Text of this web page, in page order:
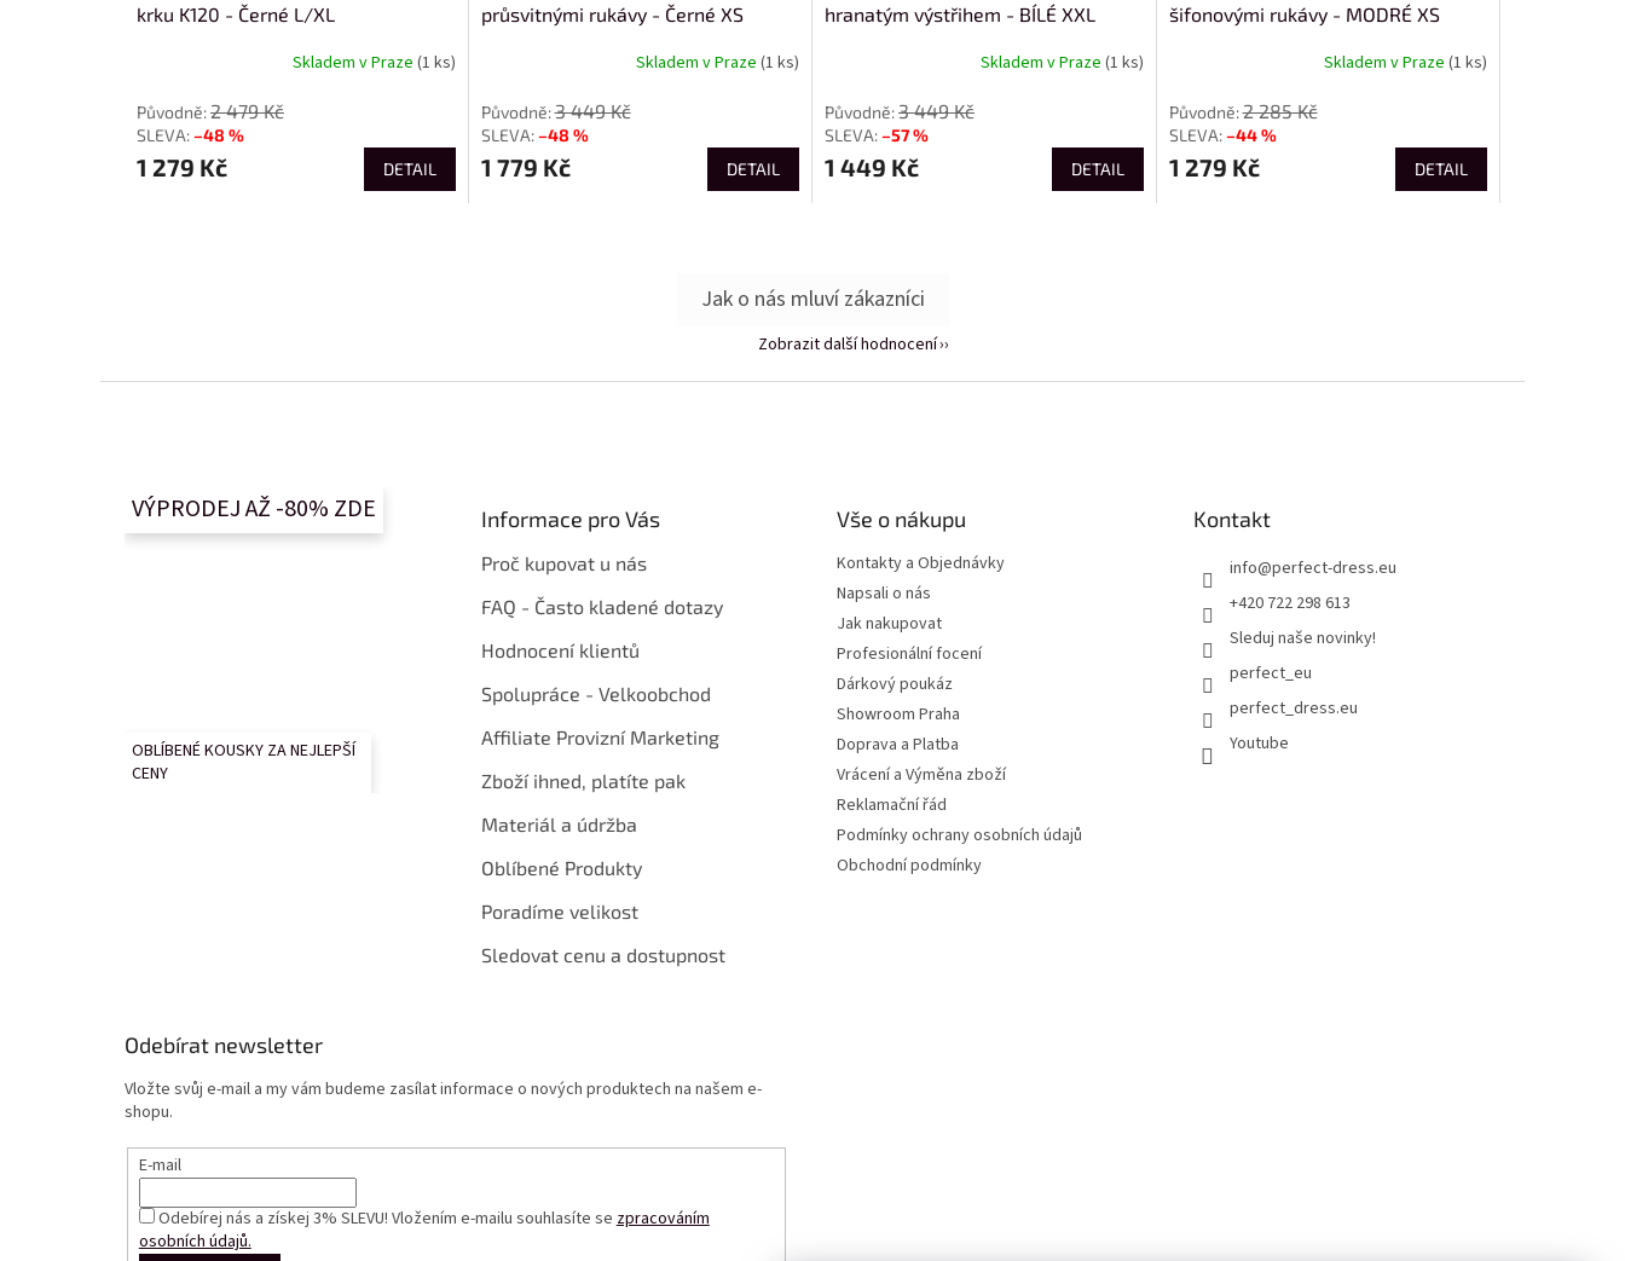
krku K120 - Černé L/XL
Skladem v Praze (1 ks)
2 479 Kč
–48 %
1 279 Kč DETAIL
průsvitnými rukávy - Černé XS
Skladem v Praze (1 ks)
3 449 Kč
–48 %
1 779 Kč DETAIL
hranatým výstřihem - BÍLÉ XXL
Skladem v Praze (1 ks)
3 449 Kč
–57 %
1 449 Kč DETAIL
šifonovými rukávy - MODRÉ XS
Skladem v Praze (1 ks)
2 285 Kč
–44 %
1 279 Kč DETAIL
Zobrazit další hodnocení
VÝPRODEJ AŽ -80% ZDE
OBLÍBENÉ KOUSKY ZA NEJLEPŠÍ
CENY
Informace pro Vás
Proč kupovat u nás
FAQ - Často kladené dotazy
Hodnocení klientů
Spolupráce - Velkoobchod
Affiliate Provizní Marketing
Zboží ihned, platíte pak
Materiál a údržba
Oblíbené Produkty
Poradíme velikost
Sledovat cenu a dostupnost
Vše o nákupu
Kontakty a Objednávky
Napsali o nás
Jak nakupovat
Profesionální focení
Dárkový poukáz
Showroom Praha
Doprava a Platba
Vrácení a Výměna zboží
Reklamační řád
Podmínky ochrany osobních údajů
Obchodní podmínky
Kontakt
info@perfect-dress.eu
+420 722 298 613
Sleduj naše novinky!
perfect_eu
perfect_dress.eu
Youtube
Odebírat newsletter
Vložte svůj e-mail a my vám budeme zasílat informace o nových produktech na našem e-
shopu.
E-mail
Odebírej nás a získej 3% SLEVU! Vložením e-mailu souhlasíte se zpracováním
osobních údajů.